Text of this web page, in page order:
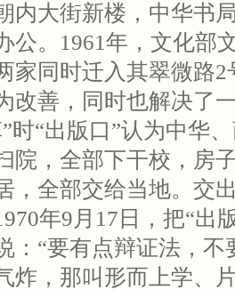
内大街新楼，中华书
公。1961年，文化部
家同时迁入其翠微路
改善，同时也解决了
时“出版口”认为中华
院，全部下干校，房
，全部交给当地。交
年9月17日，把“出
：“要有点辩证法，
炸，那叫形而上学、